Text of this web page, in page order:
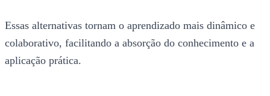
Essas alternativas tornam o aprendizado mais dinâmico e
colaborativo, facilitando a absorção do conhecimento e a
aplicação prática.